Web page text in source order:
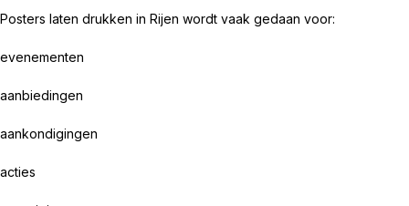
Posters laten drukken in Rijen wordt vaak gedaan voor:
evenementen
aanbiedingen
aankondigingen
acties